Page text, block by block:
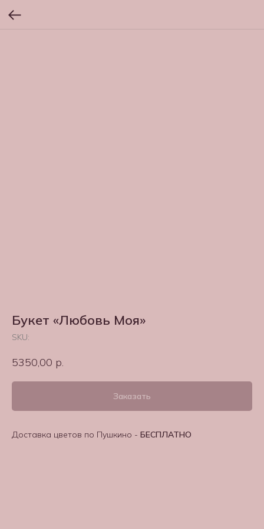
Букет «Любовь Моя»
SKU:
5350,00 р.
Заказать
Доставка цветов по Пушкино - БЕСПЛАТНО